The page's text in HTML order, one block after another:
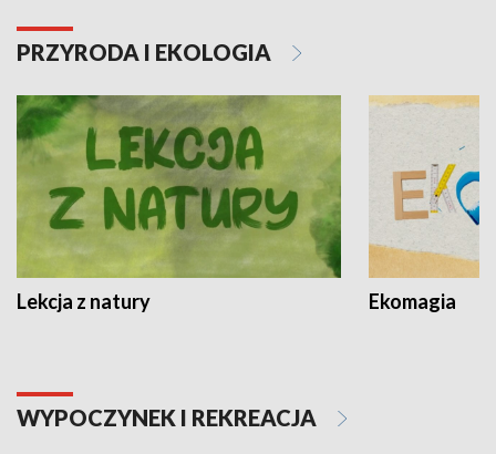
PRZYRODA I EKOLOGIA
Lekcja z natury Ekomagia
WYPOCZYNEK I REKREACJA